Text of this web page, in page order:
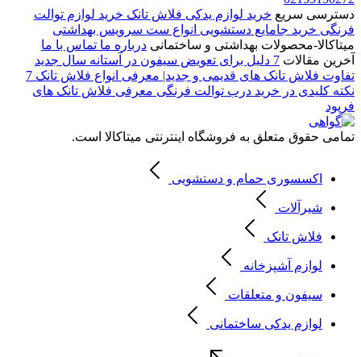
دسترسی سریع خرید لوازم یدکی فلاش تانک خرید لوازم توالت
فرنگی خرید جامایع دستشویی انواع ست سرویس بهداشتی
میتاکالا-محصولات بهداشتی و ساختمانی درباره ما تماس با ما
آخرین مقالات 7 دلیل برای تعویض سیفون در آستانه سال جدید
تفاوت فلاش تانک های قدیمی و جدید| معرفی انواع فلاش تانک 7
نکته کلیدی در خرید درب توالت فرنگی معرفی فلاش تانک های
فرپود
تمامی حقوق متعلق به فروشگاه اینترنتی میتاکالا است.
اکسسوری حمام و دستشویی
شیرآلات
فلاش تانک
لوازم آشپزخانه
سیفون و متعلقات
لوازم یدکی ساختمانی